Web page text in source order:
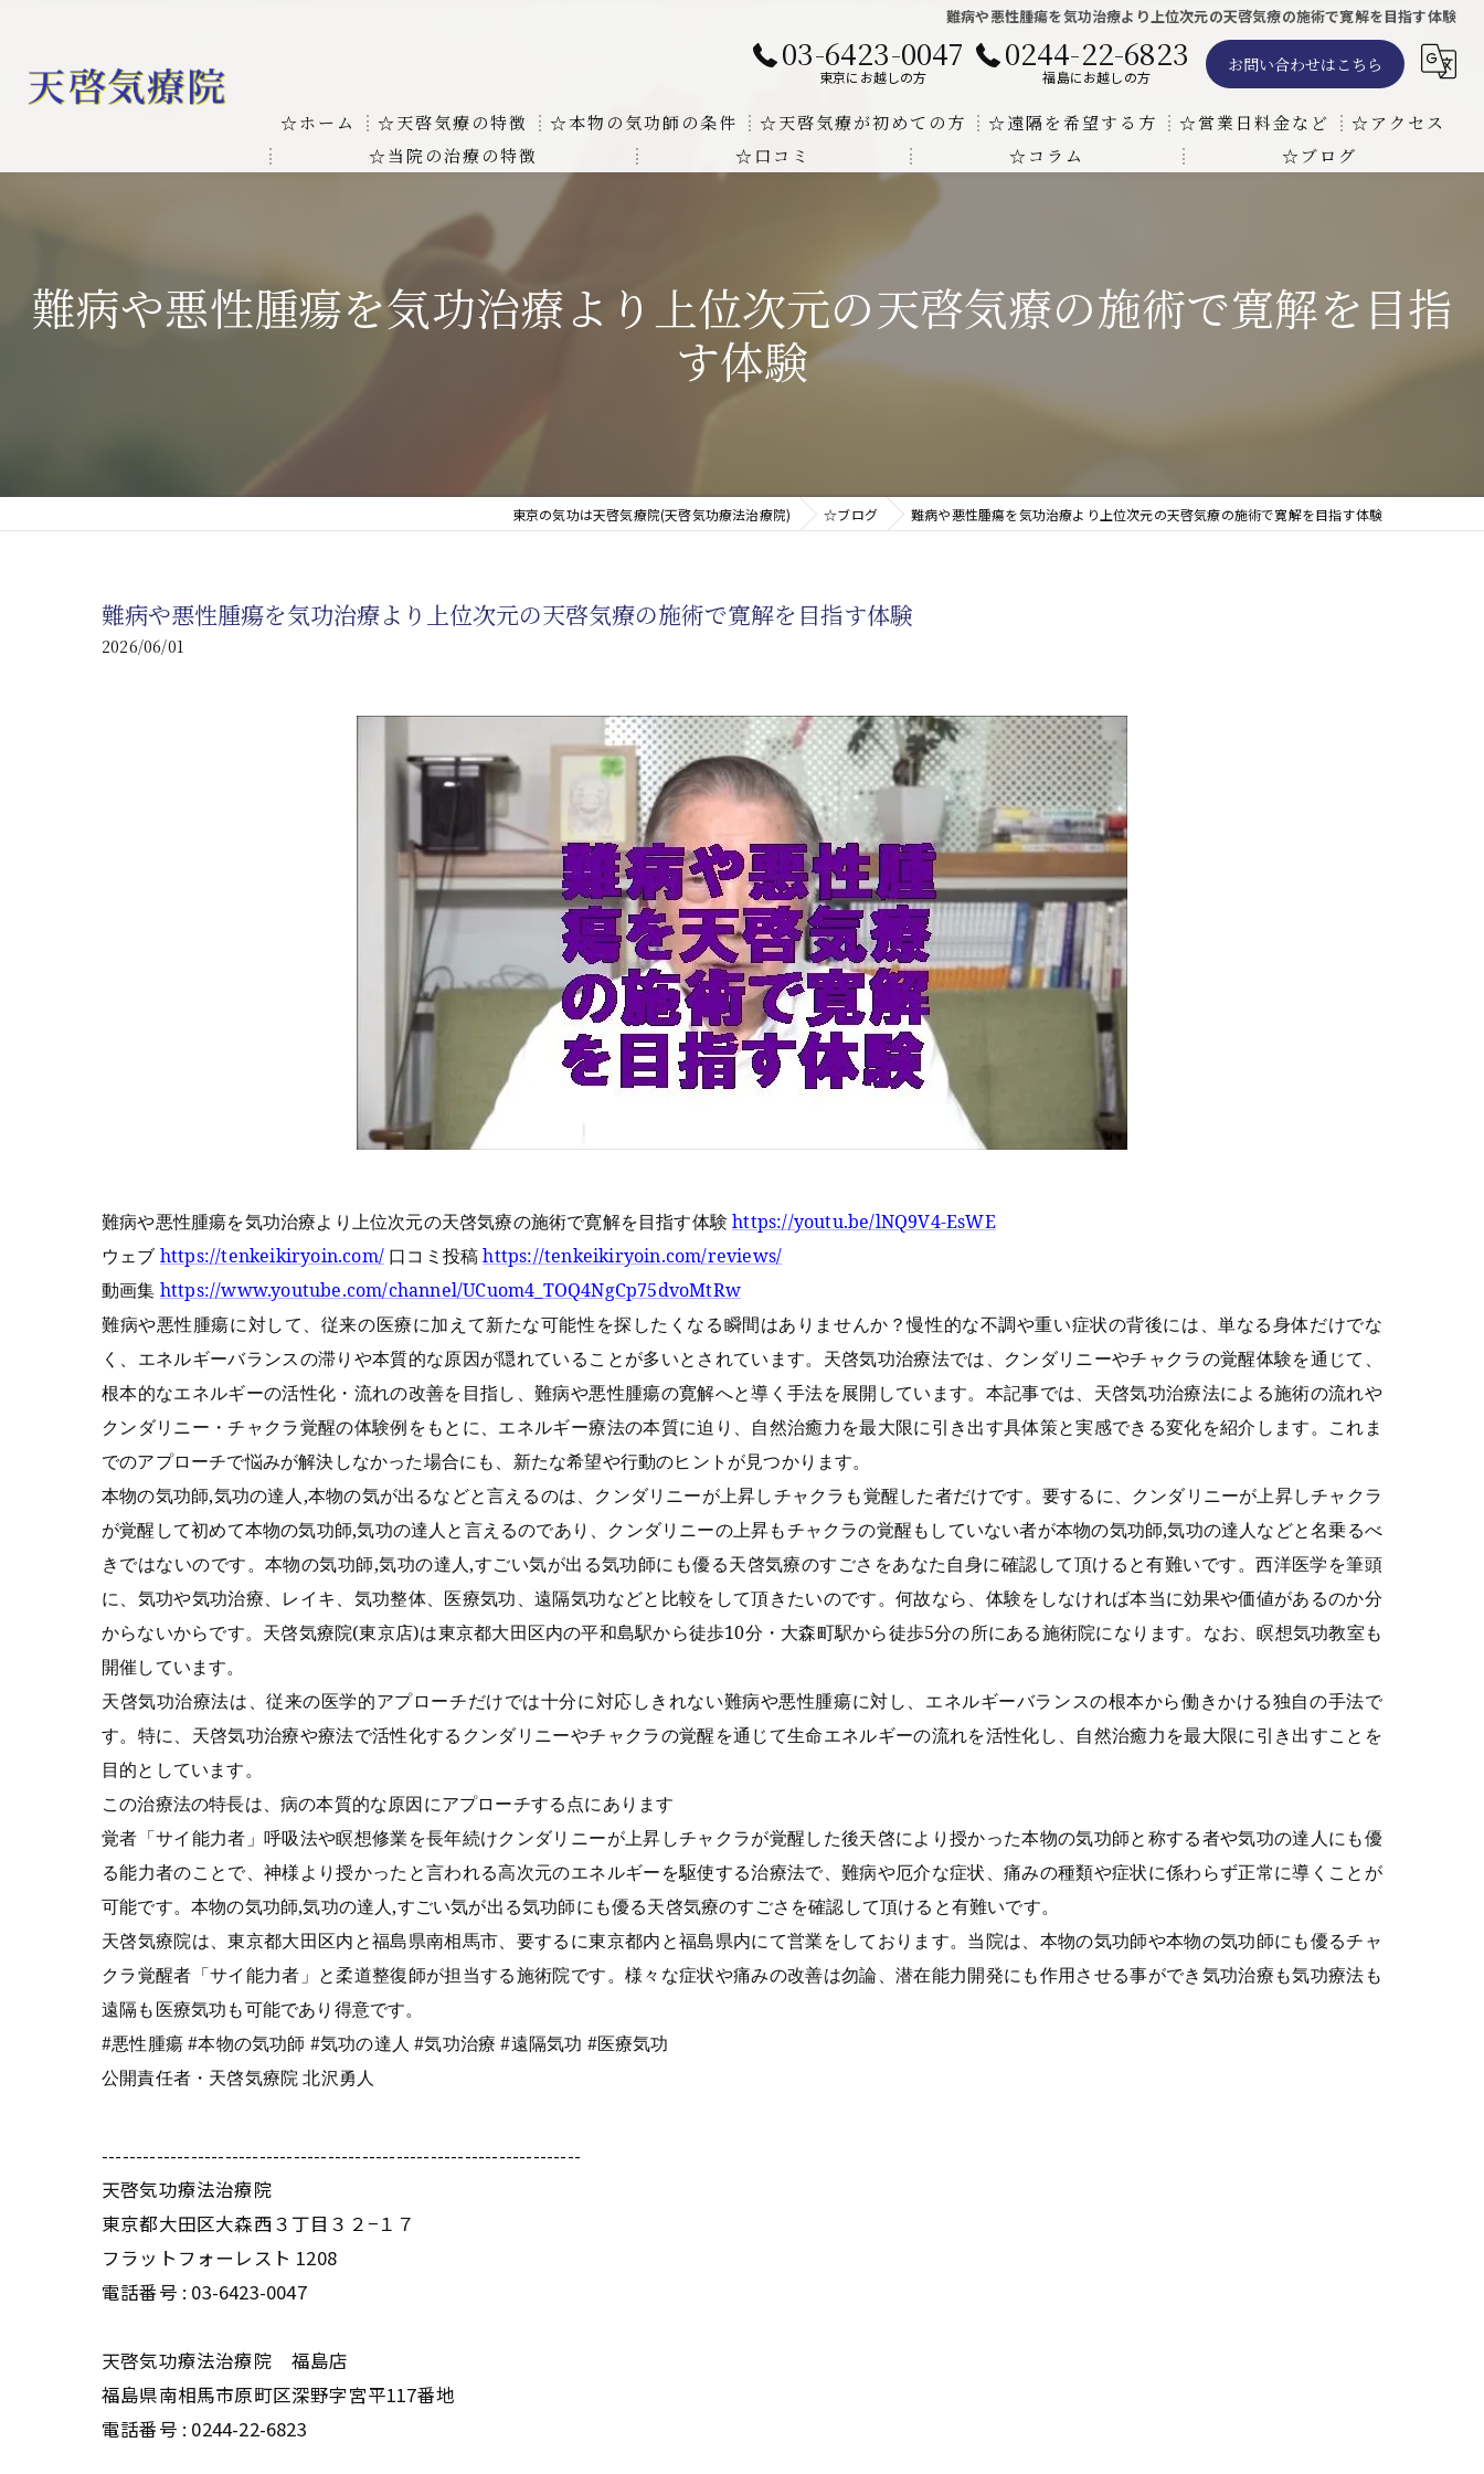
難病や悪性腫瘍を気功治療より上位次元の天啓気療の施術で寛解を目指す体験
03-6423-0047
東京にお越しの方
0244-22-6823
福島にお越しの方
お問い合わせはこちら
☆ホーム ☆天啓気療の特徴
お客様の質問に対する回答
天啓気療に関する書籍
本物の気功師にも優るサイ能力の凄さ
☆本物の気功師の条件
クンダリニーの上昇でチャクラの覚醒
☆天啓気療が初めての方 ☆遠隔を希望する方 ☆営業日料金など ☆アクセス
☆当院の治療の特徴
線維筋痛症が天啓気療により奇跡的な寛解
難病の疾患
心臓の疾患
腎臓の疾患
☆口コミ ☆コラム ☆ブログ
難病や悪性腫瘍を気功治療より上位次元の天啓気療の施術で寛解を目指
す体験
東京の気功は天啓気療院(天啓気功療法治療院) ☆ブログ 難病や悪性腫瘍を気功治療より上位次元の天啓気療の施術で寛解を目指す体験
難病や悪性腫瘍を気功治療より上位次元の天啓気療の施術で寛解を目指す体験
2026/06/01
難病や悪性腫瘍を気功治療より上位次元の天啓気療の施術で寛解を目指す体験https://youtu.be/lNQ9V4-EsWE
ウェブ https://tenkeikiryoin.com/ 口コミ投稿https://tenkeikiryoin.com/reviews/
動画集 https://www.youtube.com/channel/UCuom4_TOQ4NgCp75dvoMtRw
難病や悪性腫瘍に対して、従来の医療に加えて新たな可能性を探したくなる瞬間はありませんか？慢性的な不調や重い症状の背後には、単なる身体だけでな
く、エネルギーバランスの滞りや本質的な原因が隠れていることが多いとされています。天啓気功治療法では、クンダリニーやチャクラの覚醒体験を通じて、
根本的なエネルギーの活性化・流れの改善を目指し、難病や悪性腫瘍の寛解へと導く手法を展開しています。本記事では、天啓気功治療法による施術の流れや
クンダリニー・チャクラ覚醒の体験例をもとに、エネルギー療法の本質に迫り、自然治癒力を最大限に引き出す具体策と実感できる変化を紹介します。これま
でのアプローチで悩みが解決しなかった場合にも、新たな希望や行動のヒントが見つかります。
本物の気功師,気功の達人,本物の気が出るなどと言えるのは、クンダリニーが上昇しチャクラも覚醒した者だけです。要するに、クンダリニーが上昇しチャクラ
が覚醒して初めて本物の気功師,気功の達人と言えるのであり、クンダリニーの上昇もチャクラの覚醒もしていない者が本物の気功師,気功の達人などと名乗るべ
きではないのです。本物の気功師,気功の達人,すごい気が出る気功師にも優る天啓気療のすごさをあなた自身に確認して頂けると有難いです。西洋医学を筆頭
に、気功や気功治療、レイキ、気功整体、医療気功、遠隔気功などと比較をして頂きたいのです。何故なら、体験をしなければ本当に効果や価値があるのか分
からないからです。天啓気療院(東京店)は東京都大田区内の平和島駅から徒歩10分・大森町駅から徒歩5分の所にある施術院になります。なお、瞑想気功教室も
開催しています。
天啓気功治療法は、従来の医学的アプローチだけでは十分に対応しきれない難病や悪性腫瘍に対し、エネルギーバランスの根本から働きかける独自の手法で
す。特に、天啓気功治療や療法で活性化するクンダリニーやチャクラの覚醒を通じて生命エネルギーの流れを活性化し、自然治癒力を最大限に引き出すことを
目的としています。
この治療法の特長は、病の本質的な原因にアプローチする点にあります
覚者「サイ能力者」呼吸法や瞑想修業を長年続けクンダリニーが上昇しチャクラが覚醒した後天啓により授かった本物の気功師と称する者や気功の達人にも優
る能力者のことで、神様より授かったと言われる高次元のエネルギーを駆使する治療法で、難病や厄介な症状、痛みの種類や症状に係わらず正常に導くことが
可能です。本物の気功師,気功の達人,すごい気が出る気功師にも優る天啓気療のすごさを確認して頂けると有難いです。
天啓気療院は、東京都大田区内と福島県南相馬市、要するに東京都内と福島県内にて営業をしております。当院は、本物の気功師や本物の気功師にも優るチャ
クラ覚醒者「サイ能力者」と柔道整復師が担当する施術院です。様々な症状や痛みの改善は勿論、潜在能力開発にも作用させる事ができ気功治療も気功療法も
遠隔も医療気功も可能であり得意です。
#悪性腫瘍 #本物の気功師 #気功の達人 #気功治療 #遠隔気功 #医療気功
公開責任者・天啓気療院 北沢勇人
----------------------------------------------------------------------
天啓気功療法治療院
東京都大田区大森西３丁目３２−１７
フラットフォーレスト 1208
電話番号 : 03-6423-0047
天啓気功療法治療院 福島店
福島県南相馬市原町区深野字宮平117番地
電話番号 : 0244-22-6823